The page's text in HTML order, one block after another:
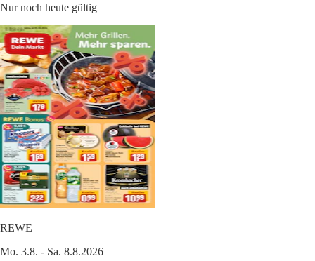
Nur noch heute gültig
REWE
Mo. 3.8. - Sa. 8.8.2026